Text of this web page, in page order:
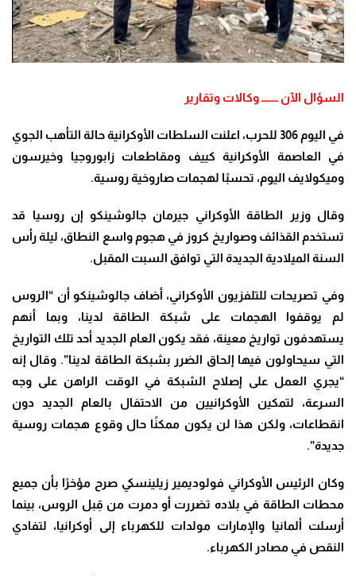
السؤال الآن ـــــــ وكالات وتقارير
في اليوم 306 للحرب، اعلنت السلطات الأوكرانية حالة التأهب الجوي
في العاصمة الأوكرانية كييف ومقاطعات زابوروجيا وخيرسون
وميكولايف اليوم، تحسبًا لهجمات صاروخية روسية.
وقال وزير الطاقة الأوكراني جيرمان جالوشينكو إن روسيا قد
تستخدم القذائف وصواريخ كروز في هجوم واسع النطاق، ليلة رأس
السنة الميلادية الجديدة التي توافق السبت المقبل.
وفي تصريحات للتلفزيون الأوكراني، أضاف جالوشينكو أن “الروس
لم يوقفوا الهجمات على شبكة الطاقة لدينا، وبما أنهم
يستهدفون تواريخ معينة، فقد يكون العام الجديد أحد تلك التواريخ
التي سيحاولون فيها إلحاق الضرر بشبكة الطاقة لدينا”. وقال إنه
“يجري العمل على إصلاح الشبكة في الوقت الراهن على وجه
السرعة، لتمكين الأوكرانيين من الاحتفال بالعام الجديد دون
انقطاعات، ولكن هذا لن يكون ممكنًا حال وقوع هجمات روسية
جديدة”.
وكان الرئيس الأوكراني فولوديمير زيلينسكي صرح مؤخرًا بأن جميع
محطات الطاقة في بلاده تضررت أو دمرت من قِبل الروس، بينما
أرسلت ألمانيا والإمارات مولدات للكهرباء إلى أوكرانيا، لتفادي
النقص في مصادر الكهرباء.